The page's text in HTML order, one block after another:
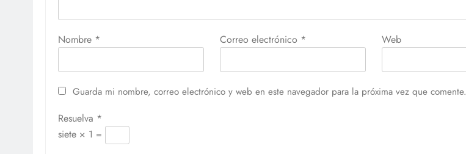
Nombre * Correo electrónico * Web
Guarda mi nombre, correo electrónico y web en este navegador para la próxima vez que comente.
Resuelva *
siete × 1 =